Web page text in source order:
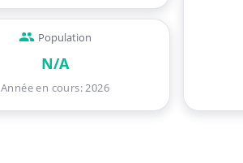
Population
N/A
Année en cours: 2026